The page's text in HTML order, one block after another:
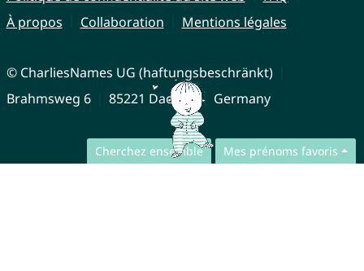
Cherchez ensemble Mes prénoms favoris
À propos
Collaboration Mentions légales
© CharliesNames UG (haftungsbeschränkt)
Brahmsweg 6
85221 Dachau Germany